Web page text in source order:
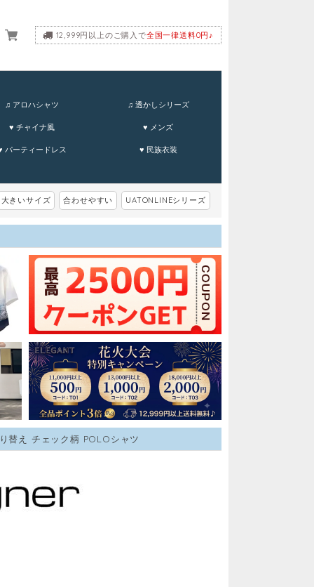
12,999円以上のご購入で全国一律送料0円♪
♫ アロハシャツ ♫ 透かしシリーズ
♥ チャイナ風 ♥ メンズ
パーティードレス ♥ 民族衣装
大きいサイズ 合わせやすい UATONLINEシリーズ
え チェック柄 POLOシャツ